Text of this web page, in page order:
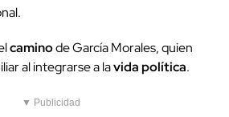
caminode García Morales, quien
al integrarse a lavida política.
▼ Publicidad